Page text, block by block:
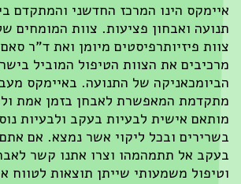
הינו המרכז החדשני והמתקדם
ואבחון פציעות. צוות המומחים של
פיזיותרפיסטים מיומן ואת ד"ר סאם
את הצוות הטיפול המוביל בישראל
של התנועה. באיימקס מעבדת
המאפשרת לאבחן בזמן אמת
אישית לבעיות בעקב ולבעיות
ובכל ליקוי אשר נמצא. אם אתם
אל תתמהמהו וצרו אתנו קשר לאבחון
משמעותי שייתן תוצאות לטווח ארוך.